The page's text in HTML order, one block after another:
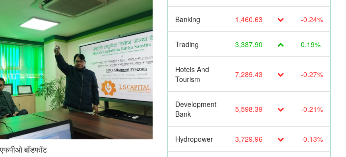
बाँडफाँट
Banking 1,460.63 -0.24%
Trading 3,387.90 0.19%
Hotels And
Tourism
7,289.43 -0.27%
Development
Bank
5,598.39 -0.21%
Hydropower 3,729.96 -0.13%